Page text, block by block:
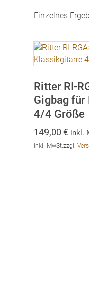
Einzelnes
Ritter RI-
Gigbag
4/4 Größe
149,00€ inkl.
inkl. MwSt.zzgl.